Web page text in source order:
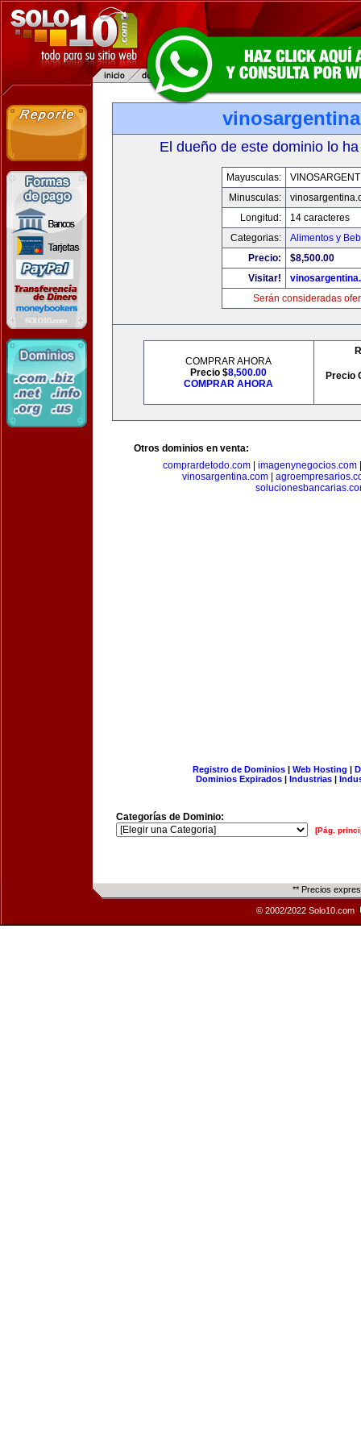
El dueño de este dominio lo
Mayusculas:
Minusculas:
Longitud:
14 caracteres
Categorias:
Alimentos y
Precio:
$8,500.00
Visitar!
Serán consideradas
COMPRAR AHORA
Precio $8,500.00
COMPRAR AHORA
Precio
Otros dominios en venta:
comprardetodo.com
imagenynegocios.com
vinosargentina.com|
Registro de Dominios| Web Hosting |
Dominios Expirados | Industrias |
Categorías de Dominio:
[Pág.
** Precios
© 2002/2022 Solo10.com